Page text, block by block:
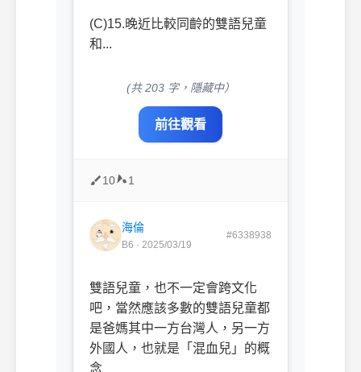
(C)15.晚近比較同齡的雙語兒童
和...
(共 203 字，隱藏中）
前往觀看
10 1
海倫
B6 · 2025/03/19
#6338938
雙語兒童，也不一定會跨文化
吧，當然應該多數的雙語兒童都
是爸媽其中一方台灣人，另一方
外國人，也就是「混血兒」的概
念